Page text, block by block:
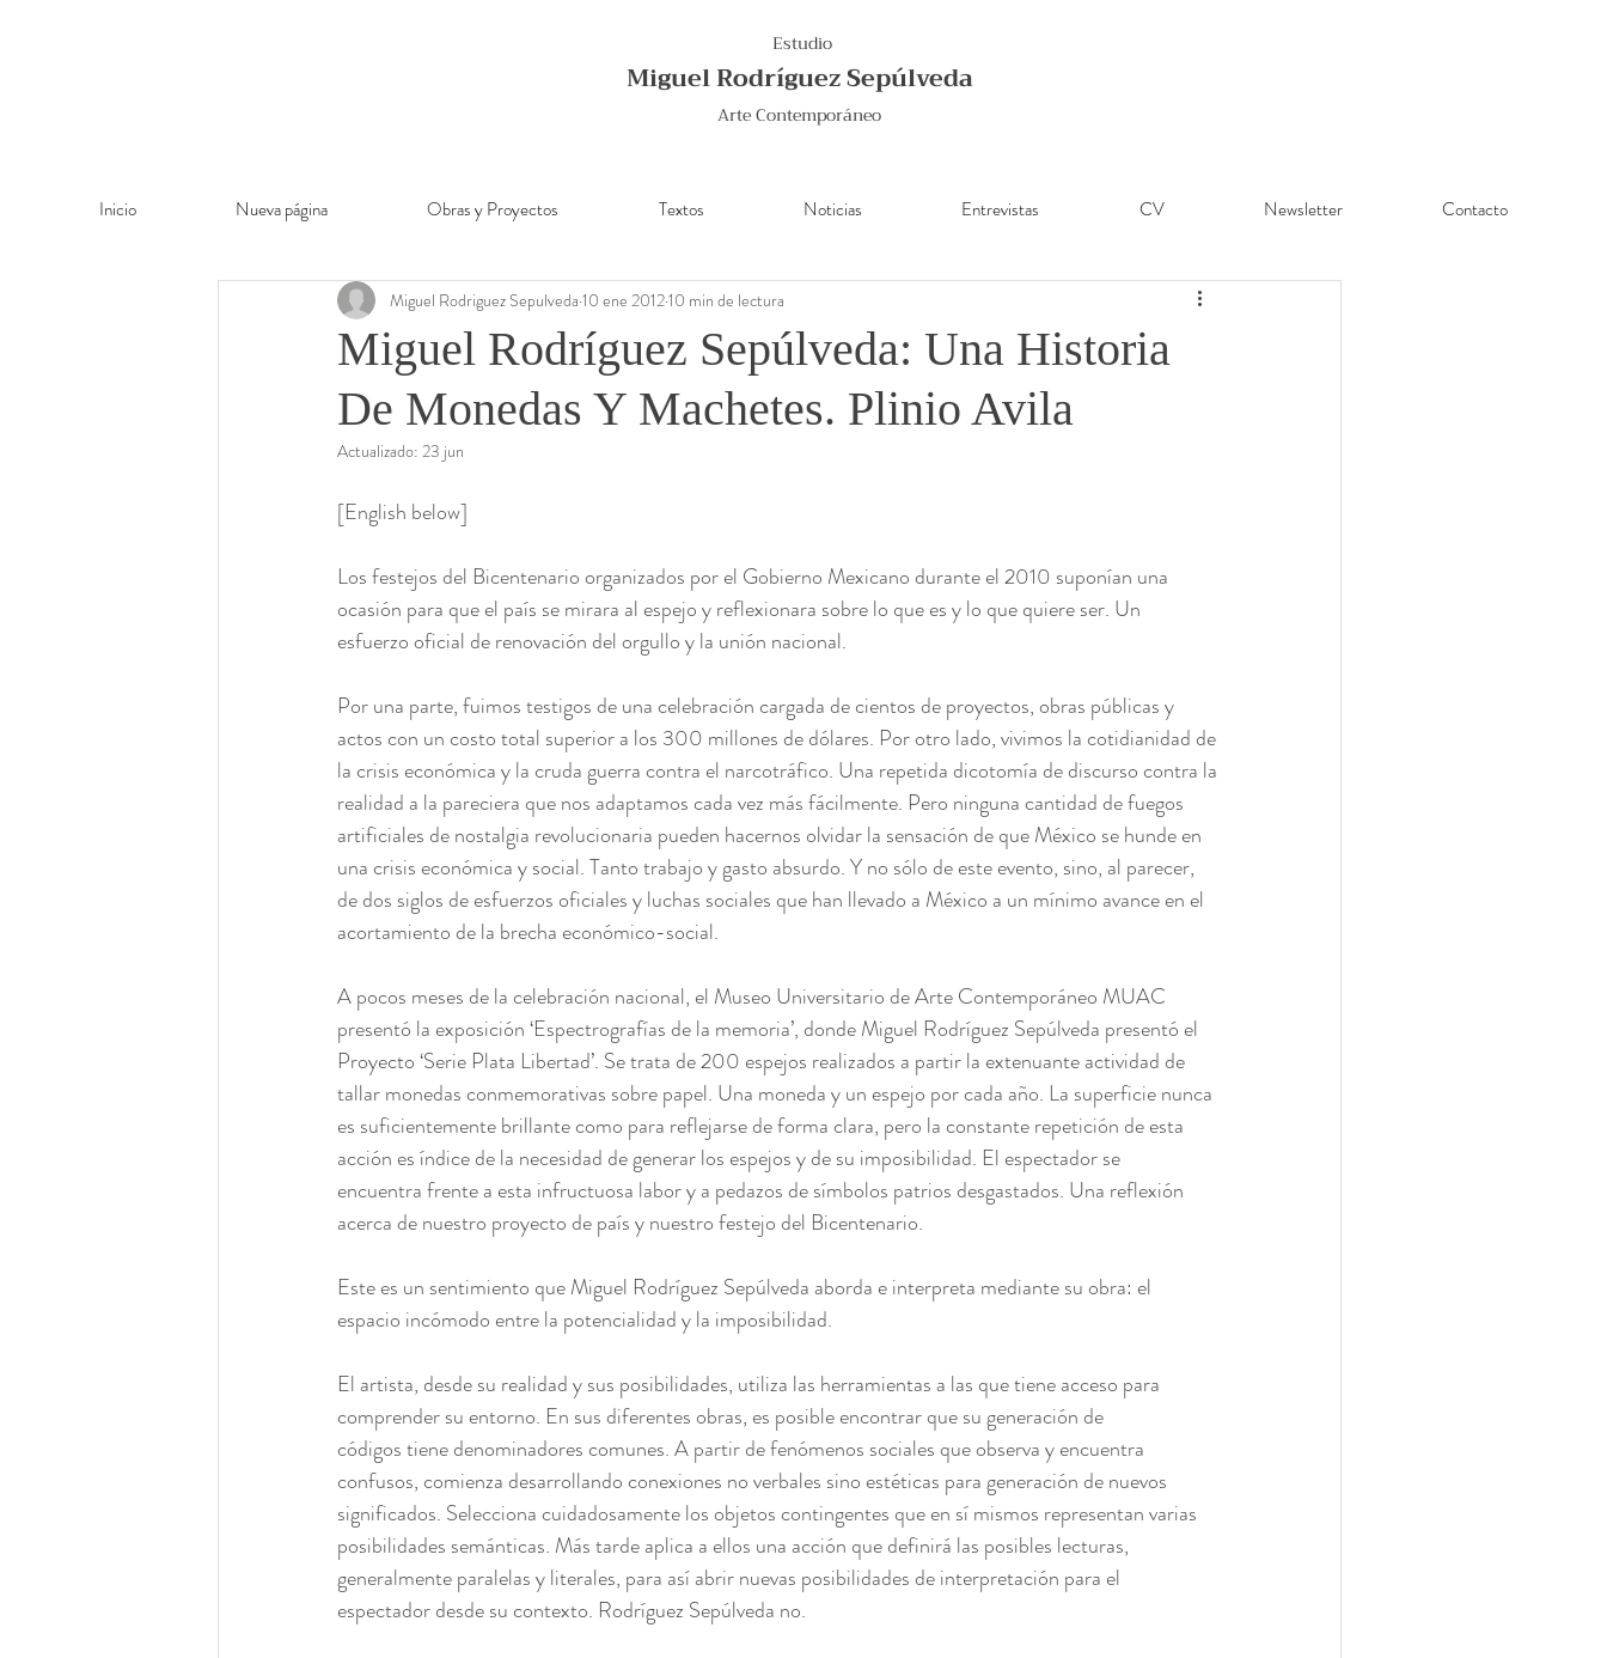
Estudio
Miguel Rodríguez Sepúlveda
Arte Contemporáneo
Inicio Nueva página Obras y Proyectos Textos Noticias Entrevistas CV Newsletter Contacto
Miguel Rodríguez Sepúlveda: Una Historia
De Monedas Y Machetes. Plinio Avila
Miguel Rodriguez Sepulveda 10 ene 201210 min de lectura
Actualizado: 23 jun
[English below]
Los festejos del Bicentenario organizados por el Gobierno Mexicano durante el 2010 suponían una
ocasión para que el país se mirara al espejo y reflexionara sobre lo que es y lo que quiere ser. Un
esfuerzo oficial de renovación del orgullo y la unión nacional.
Por una parte, fuimos testigos de una celebración cargada de cientos de proyectos, obras públicas y
actos con un costo total superior a los 300 millones de dólares. Por otro lado, vivimos la cotidianidad de
la crisis económica y la cruda guerra contra el narcotráfico. Una repetida dicotomía de discurso contra la
realidad a la pareciera que nos adaptamos cada vez más fácilmente. Pero ninguna cantidad de fuegos
artificiales de nostalgia revolucionaria pueden hacernos olvidar la sensación de que México se hunde en
una crisis económica y social. Tanto trabajo y gasto absurdo. Y no sólo de este evento, sino, al parecer,
de dos siglos de esfuerzos oficiales y luchas sociales que han llevado a México a un mínimo avance en el
acortamiento de la brecha económico-social.
A pocos meses de la celebración nacional, el Museo Universitario de Arte Contemporáneo MUAC
presentó la exposición ‘Espectrografías de la memoria’, donde Miguel Rodríguez Sepúlveda presentó el
Proyecto ‘Serie Plata Libertad’. Se trata de 200 espejos realizados a partir la extenuante actividad de
tallar monedas conmemorativas sobre papel. Una moneda y un espejo por cada año. La superficie nunca
es suficientemente brillante como para reflejarse de forma clara, pero la constante repetición de esta
acción es índice de la necesidad de generar los espejos y de su imposibilidad. El espectador se
encuentra frente a esta infructuosa labor y a pedazos de símbolos patrios desgastados. Una reflexión
acerca de nuestro proyecto de país y nuestro festejo del Bicentenario.
Este es un sentimiento que Miguel Rodríguez Sepúlveda aborda e interpreta mediante su obra: el
espacio incómodo entre la potencialidad y la imposibilidad.
El artista, desde su realidad y sus posibilidades, utiliza las herramientas a las que tiene acceso para
comprender su entorno. En sus diferentes obras, es posible encontrar que su generación de
códigos tiene denominadores comunes. A partir de fenómenos sociales que observa y encuentra
confusos, comienza desarrollando conexiones no verbales sino estéticas para generación de nuevos
significados. Selecciona cuidadosamente los objetos contingentes que en sí mismos representan varias
posibilidades semánticas. Más tarde aplica a ellos una acción que definirá las posibles lecturas,
generalmente paralelas y literales, para así abrir nuevas posibilidades de interpretación para el
espectador desde su contexto. Rodríguez Sepúlveda no.